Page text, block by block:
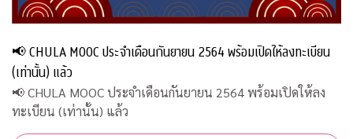
📢 CHULA MOOC ประจำเดือนกันยายน 2564 พร้อมเปิดให้ลงทะเบียน
(เท่านั้น) แล้ว
📢 CHULA MOOC ประจำเดือนกันยายน 2564 พร้อมเปิดให้ลง
ทะเบียน (เท่านั้น) แล้ว